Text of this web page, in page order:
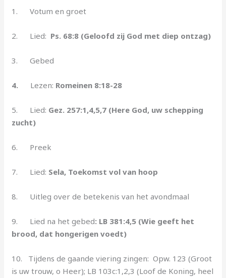
1.Votum en groet
2. Lied: Ps. 68:8 (Geloofd zij God met diep ontzag)
3. Gebed
4. Lezen: Romeinen 8:18-28
5. Lied: Gez. 257:1,4,5,7 (Here God, uw schepping
zucht)
6. Preek
7. Lied: Sela, Toekomst vol van hoop
8. Uitleg over de betekenis van het avondmaal
9. Lied na het gebed: LB 381:4,5 (Wie geeft het
brood, dat hongerigen voedt)
10. Tijdens de gaande viering zingen: Opw. 123 (Groot
is uw trouw, o Heer); LB 103c:1,2,3 (Loof de Koning, heel